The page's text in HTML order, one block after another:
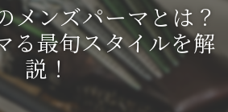
メンズパーマとは？
る最旬スタイルを解
説！